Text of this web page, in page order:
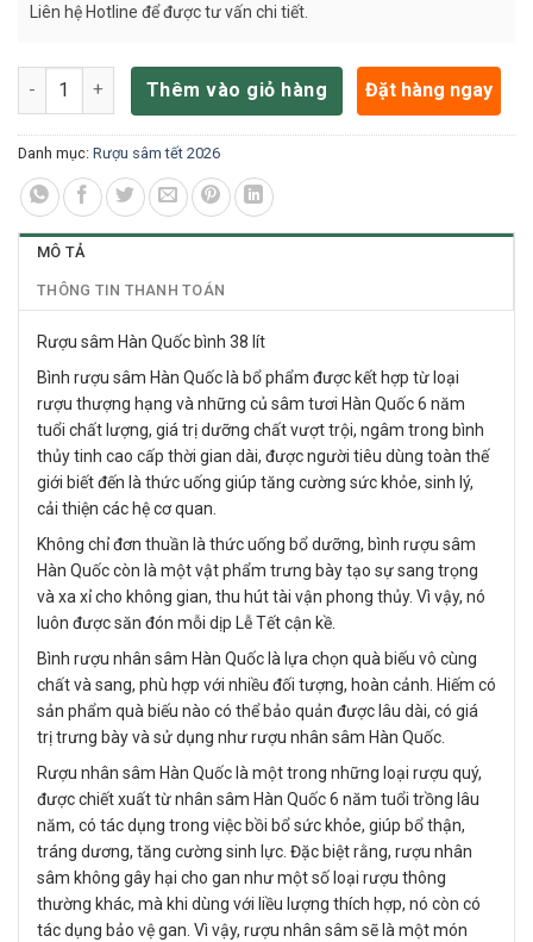
Liên hệ Hotline để được tư vấn chi tiết.
Rượu sâm Hàn Quốc bình 38 lít số lượng
Thêm vào giỏ hàng Đặt hàng ngay
Danh mục: Rượu sâm tết 2026
MÔ TẢ
THÔNG TIN THANH TOÁN
Rượu sâm Hàn Quốc bình 38 lít
Bình rượu sâm Hàn Quốc là bổ phẩm được kết hợp từ loại
rượu thượng hạng và những củ sâm tươi Hàn Quốc 6 năm
tuổi chất lượng, giá trị dưỡng chất vượt trội, ngâm trong bình
thủy tinh cao cấp thời gian dài, được người tiêu dùng toàn thế
giới biết đến là thức uống giúp tăng cường sức khỏe, sinh lý,
cải thiện các hệ cơ quan.
Không chỉ đơn thuần là thức uống bổ dưỡng, bình rượu sâm
Hàn Quốc còn là một vật phẩm trưng bày tạo sự sang trọng
và xa xỉ cho không gian, thu hút tài vận phong thủy. Vì vậy, nó
luôn được săn đón mỗi dịp Lễ Tết cận kề.
Bình rượu nhân sâm Hàn Quốc là lựa chọn quà biếu vô cùng
chất và sang, phù hợp với nhiều đối tượng, hoàn cảnh. Hiếm có
sản phẩm quà biếu nào có thể bảo quản được lâu dài, có giá
trị trưng bày và sử dụng như rượu nhân sâm Hàn Quốc.
Rượu nhân sâm Hàn Quốc là một trong những loại rượu quý,
được chiết xuất từ nhân sâm Hàn Quốc 6 năm tuổi trồng lâu
năm, có tác dụng trong việc bồi bổ sức khỏe, giúp bổ thận,
tráng dương, tăng cường sinh lực. Đặc biệt rằng, rượu nhân
sâm không gây hại cho gan như một số loại rượu thông
thường khác, mà khi dùng với liều lượng thích hợp, nó còn có
tác dụng bảo vệ gan. Vì vậy, rượu nhân sâm sẽ là một món